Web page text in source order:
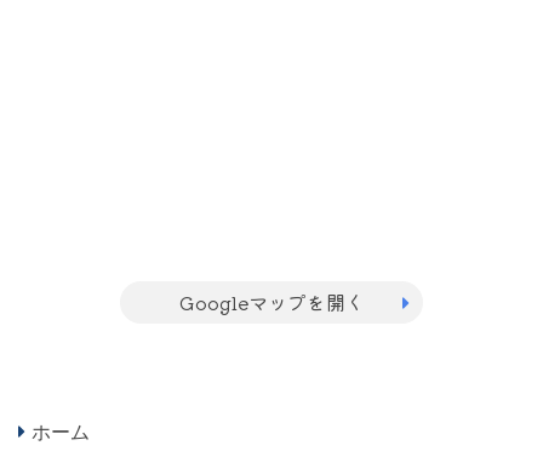
Googleマップを開く
ホーム